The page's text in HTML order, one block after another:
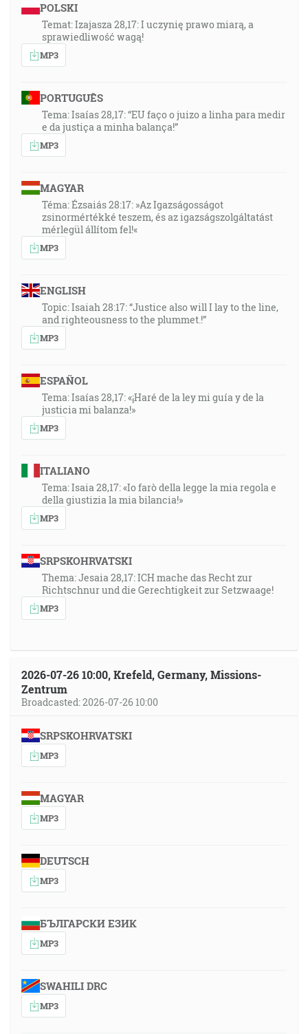
POLSKI
Temat: Izajasza 28,17: I uczynię prawo miarą, a
sprawiedliwość wagą!
MP3
PORTUGUÊS
Tema: Isaías 28,17: “EU faço o juizo a linha para medir
e da justiça a minha balança!”
MP3
MAGYAR
Téma: Ézsaiás 28:17: »Az Igazságosságot
zsinormértékké teszem, és az igazságszolgáltatást
mérlegül állítom fel!«
MP3
ENGLISH
Topic: Isaiah 28:17: “Justice also will I lay to the line,
and righteousness to the plummet.!”
MP3
ESPAÑOL
Tema: Isaías 28,17: «¡Haré de la ley mi guía y de la
justicia mi balanza!»
MP3
ITALIANO
Tema: Isaia 28,17: «Io farò della legge la mia regola e
della giustizia la mia bilancia!»
MP3
SRPSKOHRVATSKI
Thema: Jesaia 28,17: ICH mache das Recht zur
Richtschnur und die Gerechtigkeit zur Setzwaage!
MP3
2026-07-26 10:00, Krefeld, Germany, Missions-
Zentrum
Broadcasted: 2026-07-26 10:00
SRPSKOHRVATSKI
MP3
MAGYAR
MP3
DEUTSCH
MP3
БЪЛГАРСКИ ЕЗИК
MP3
SWAHILI DRC
MP3